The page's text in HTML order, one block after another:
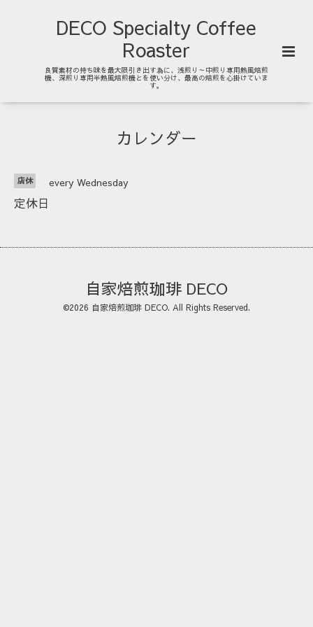
DECO Specialty Coffee
Roaster
良質素材の持ち味を最大限引き出す為に、浅煎り～中煎り専用熱風焙煎
機、深煎り専用半熱風焙煎機とを使い分け、最高の焙煎を心掛けていま
す。
カレンダー
店休 every Wednesday
定休日
自家焙煎珈琲 DECO
©2026 自家焙煎珈琲 DECO. All Rights Reserved.